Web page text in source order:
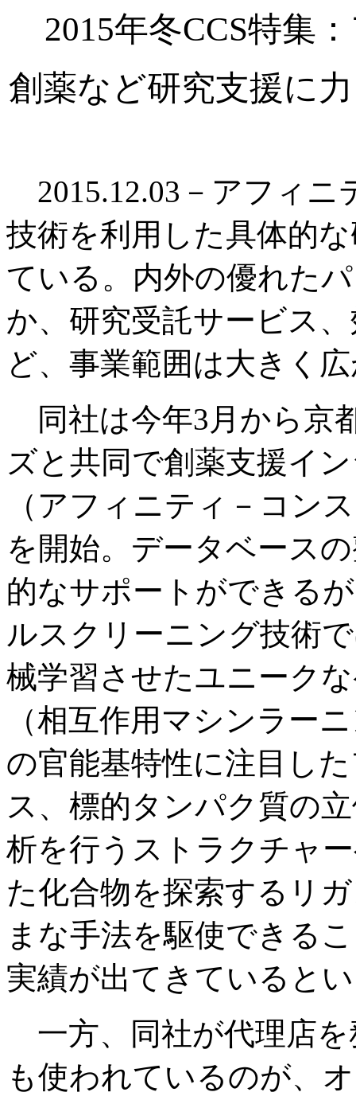
2015年冬CCS特集
創薬など研究支援に
2015.12.03－アフィニ
技術を利用した具体的
ている。内外の優れた
か、研究受託サービス
ど、事業範囲は大きく
同社は今年3月から京
ズと共同で創薬支援イ
（アフィニティ－コン
を開始。データベース
的なサポートができる
ルスクリーニング技術
械学習させたユニーク
（相互作用マシンラー
の官能基特性に注目し
ス、標的タンパク質の
析を行うストラクチャ
た化合物を探索するリ
まな手法を駆使できる
実績が出てきていると
一方、同社が代理店を
も使われているのが、